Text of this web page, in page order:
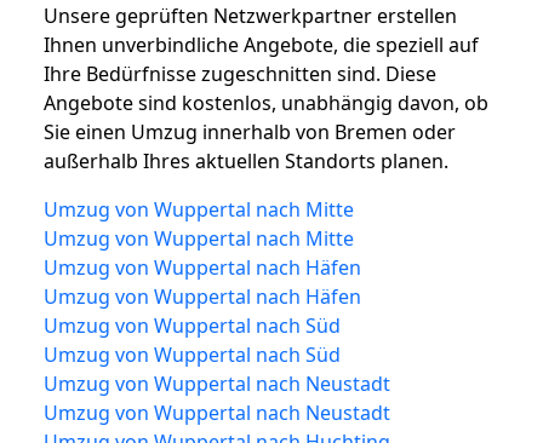
Unsere geprüften Netzwerkpartner erstellen
Ihnen unverbindliche Angebote, die speziell auf
Ihre Bedürfnisse zugeschnitten sind. Diese
Angebote sind kostenlos, unabhängig davon, ob
Sie einen Umzug innerhalb von Bremen oder
außerhalb Ihres aktuellen Standorts planen.
Umzug von Wuppertal nach Mitte
Umzug von Wuppertal nach Mitte
Umzug von Wuppertal nach Häfen
Umzug von Wuppertal nach Häfen
Umzug von Wuppertal nach Süd
Umzug von Wuppertal nach Süd
Umzug von Wuppertal nach Neustadt
Umzug von Wuppertal nach Neustadt